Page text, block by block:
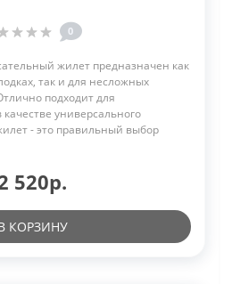
0
жилет предназначен как
так и для несложных
подходит для
универсального
- это правильный выбор
520р.
КОРЗИНУ